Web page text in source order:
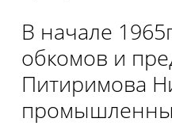
В начале
обкомов и
Питиримова